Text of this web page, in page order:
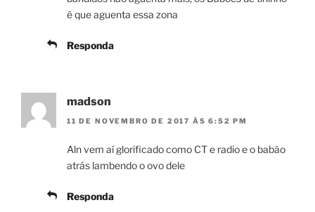
é que aguenta essa zona
Responda
madson
11 DE NOVEMBRO DE 2017 ÀS 6:52 PM
Aln vem aí glorificado como CT e radio e o babão
atrás lambendo o ovo dele
Responda